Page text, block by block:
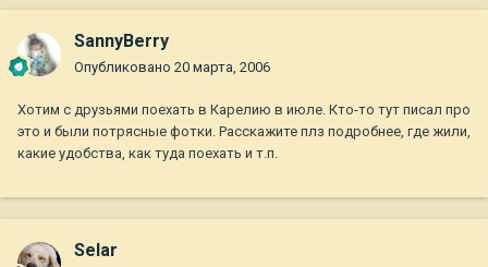
SannyBerry
Опубликовано 20 марта, 2006
Хотим с друзьями поехать в Карелию в июле. Кто-то тут писал про
это и были потрясные фотки. Расскажите плз подробнее, где жили,
какие удобства, как туда поехать и т.п.
Selar